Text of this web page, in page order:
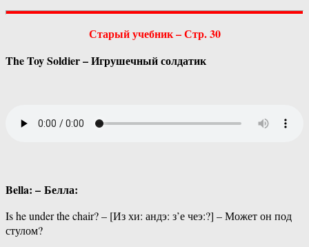
Старый учебник – Стр. 30
The Toy Soldier – Игрушечный солдатик
Bella: – Белла:
Is he under the chair? – [Из хи: андэ: з’е чеэ:?] – Может он под
стулом?